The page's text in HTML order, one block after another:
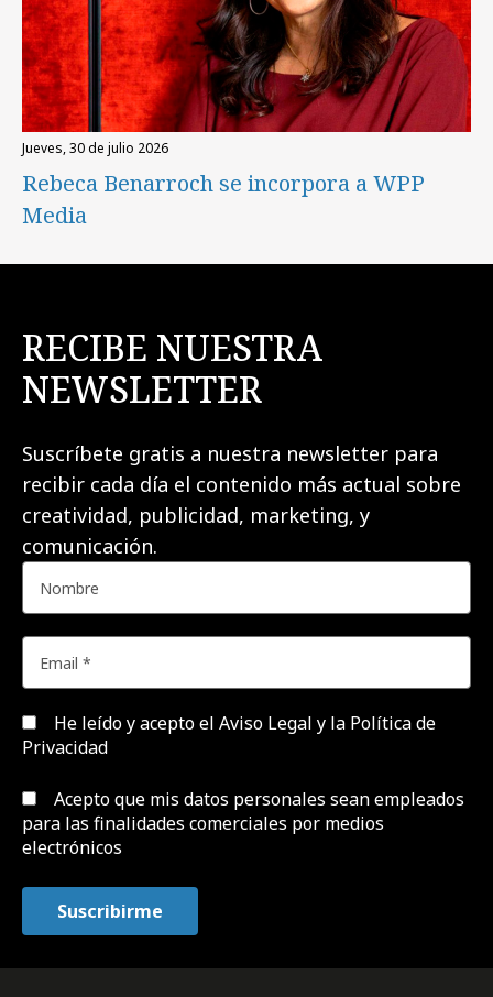
jueves, 30 de julio 2026
Rebeca Benarroch se incorpora a WPP
Media
RECIBE NUESTRA
NEWSLETTER
Suscríbete gratis a nuestra newsletter para
recibir cada día el contenido más actual sobre
creatividad, publicidad, marketing, y
comunicación.
He leído y acepto el Aviso Legal y la Política de
Privacidad
Acepto que mis datos personales sean empleados
para las finalidades comerciales por medios
electrónicos